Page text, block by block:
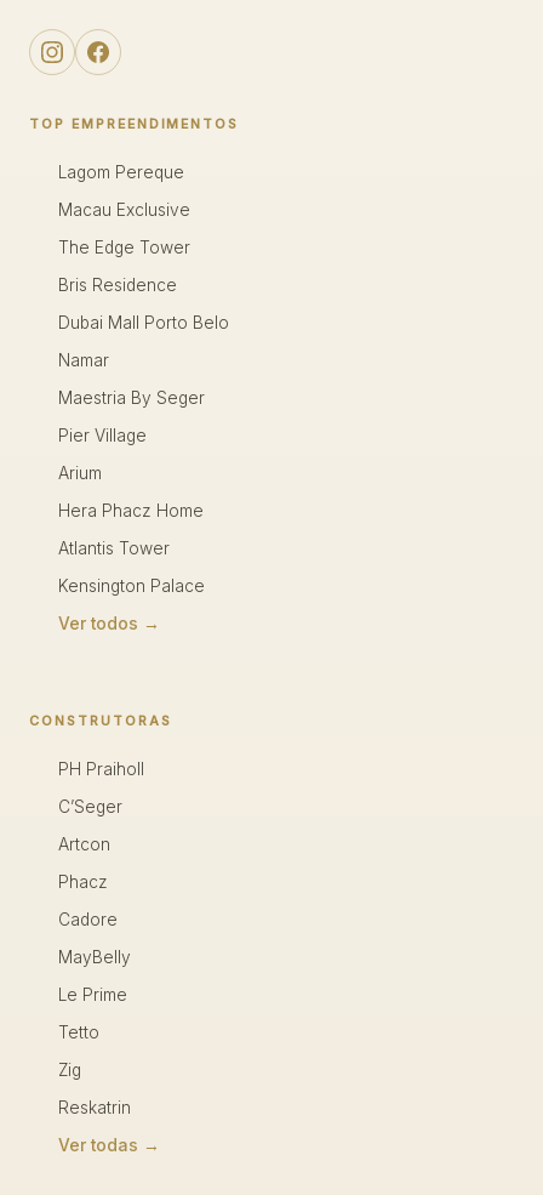
TOP EMPREENDIMENTOS
Lagom Pereque
Macau Exclusive
The Edge Tower
Bris Residence
Dubai Mall Porto Belo
Namar
Maestria By Seger
Pier Village
Arium
Hera Phacz Home
Atlantis Tower
Kensington Palace
Ver todos →
CONSTRUTORAS
PH Praiholl
C’Seger
Artcon
Phacz
Cadore
MayBelly
Le Prime
Tetto
Zig
Reskatrin
Ver todas →